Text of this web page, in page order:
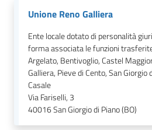
Unione Reno Galliera
Ente locale dotato di personalità
forma associata le funzioni
Argelato, Bentivoglio, Castel
Galliera, Pieve di Cento, San Giorgio
Casale
Via Fariselli, 3
40016San Giorgio di Piano (BO)